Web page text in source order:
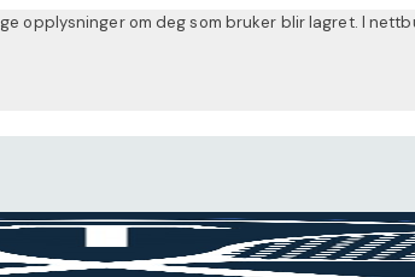
opplysninger om deg som bruker blir lagret. I